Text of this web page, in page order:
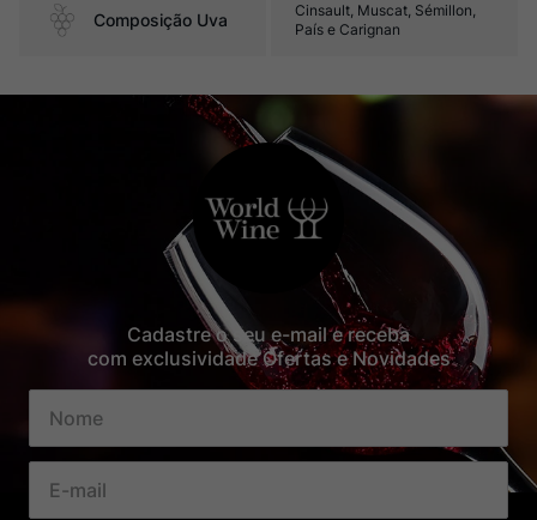
Composição Uva
Cinsault, Muscat, Sémillon,
País e Carignan
Cadastre o seu e-mail e receba
com exclusividade Ofertas e Novidades